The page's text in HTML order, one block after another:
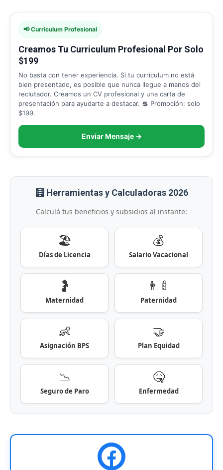
📢 Curriculum Profesional
Creamos Tu Curriculum Profesional Por Solo
$199
No basta con tener experiencia. Si tu currículum no está
bien presentado, es posible que nunca llegue a manos del
reclutador. Creamos un CV profesional y una carta de
presentación para ayudarte a destacar. 💲 Promoción: solo
$199.
Enviar Mensaje →
🧮 Herramientas y Calculadoras 2026
Calculá tus beneficios y subsidios al instante:
🏖️
Días de Licencia
💰
Salario Vacacional
🤰
Maternidad
👨‍🍼
Paternidad
👶
Asignación BPS
🤝
Plan Equidad
📉
Seguro de Paro
🤒
Enfermedad